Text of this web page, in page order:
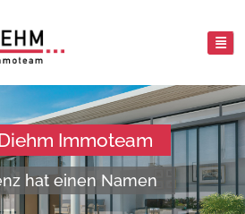
Immoteam
hat einen Namen